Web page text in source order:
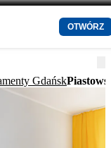
OTWÓRZ
Gdańsk